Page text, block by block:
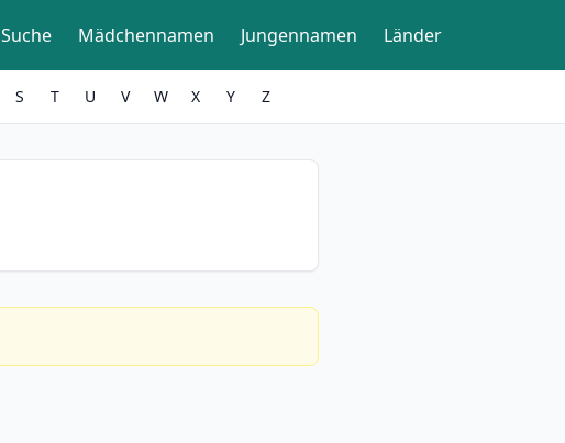
Suche Mädchennamen Jungennamen Länder
S T U V W X Y Z